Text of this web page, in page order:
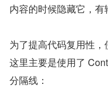
内容的时候隐藏它，有
为了提高代码复用性，
这里主要是使用了
分隔线：